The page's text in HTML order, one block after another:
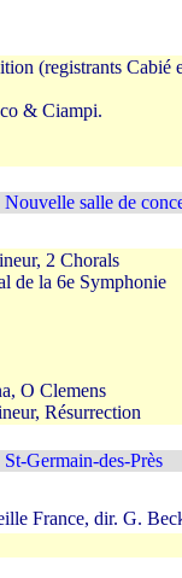
(registrants Cabié
& Ciampi.
Nouvelle salle de
2 Chorals
de la 6e Symphonie
O Clemens
Résurrection
St-Germain-des-Près
France, dir. G.